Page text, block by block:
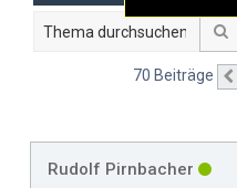
70 Beiträge
Rudolf Pirnbacher